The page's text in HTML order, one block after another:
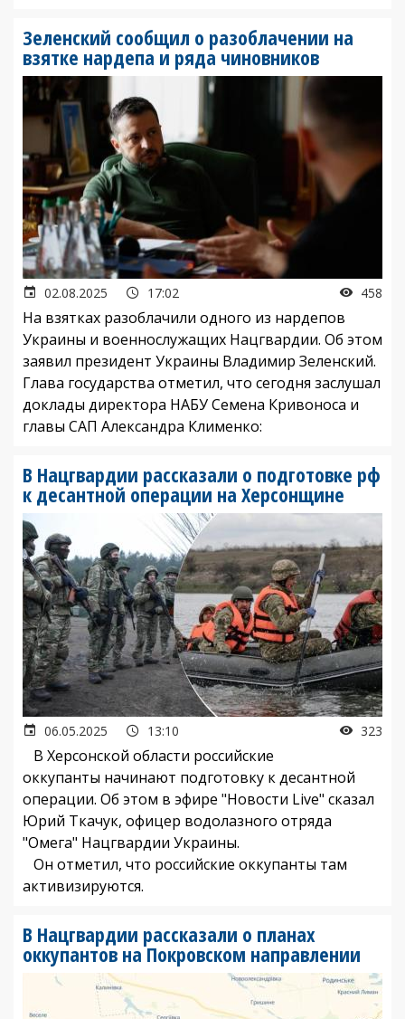
Зеленский сообщил о разоблачении на
взятке нардепа и ряда чиновников
02.08.2025 17:02 458
На взятках разоблачили одного из нардепов
Украины и военнослужащих Нацгвардии. Об этом
заявил президент Украины Владимир Зеленский.
Глава государства отметил, что сегодня заслушал
доклады директора НАБУ Семена Кривоноса и
главы САП Александра Клименко:
В Нацгвардии рассказали о подготовке рф
к десантной операции на Херсонщине
06.05.2025 13:10 323
В Херсонской области российские
оккупанты начинают подготовку к десантной
операции. Об этом в эфире "Новости Live" сказал
Юрий Ткачук, офицер водолазного отряда
"Омега" Нацгвардии Украины.
Он отметил, что российские оккупанты там
активизируются.
В Нацгвардии рассказали о планах
оккупантов на Покровском направлении